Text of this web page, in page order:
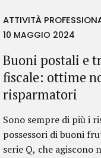
Package), tra cui il
Antiriciclaggio e la
all’AMLA, ovvero alla
europea che inizierà...
ATTIVITÀ
10 MAGGIO 2024
Buoni postali e
fiscale: ottime
risparmatori
Sono sempre di più i
possessori di buoni
serie Q, che agiscono